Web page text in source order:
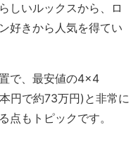
しいルックスから、ロ
好きから人気を得てい
で、最安値の4×4
円で約73万円)と非常に
点もトピックです。